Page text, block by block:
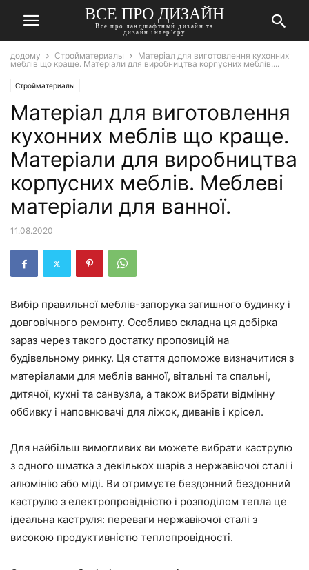
ВСЕ ПРО ДИЗАЙН
Все про ландшафтный дизайн та
дизайн інтер'єру
додому Стройматериалы
Матеріал для виготовлення кухонних
меблів що краще. Матеріали для виробництва корпусних меблів....
Стройматериалы
Матеріал для виготовлення
кухонних меблів що краще.
Матеріали для виробництва
корпусних меблів. Меблеві
матеріали для ванної.
11.08.2020
Вибір правильної меблів-запорука затишного будинку і
довговічного ремонту. Особливо складна ця добірка
зараз через такого достатку пропозицій на
будівельному ринку. Ця стаття допоможе визначитися з
матеріалами для меблів ванної, вітальні та спальні,
дитячої, кухні та санвузла, а також вибрати відмінну
оббивку і наповнювачі для ліжок, диванів і крісел.
Для найбільш вимогливих ви можете вибрати каструлю
з одного шматка з декількох шарів з нержавіючої сталі і
алюмінію або міді. Ви отримуєте бездонний бездонний
каструлю з електропровідністю і розподілом тепла це
ідеальна каструля: переваги нержавіючої сталі з
високою продуктивністю теплопровідності.